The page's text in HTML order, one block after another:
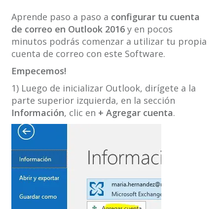
Aprende paso a paso a configurar tu cuenta
de correo en Outlook 2016y en pocos
minutos podrás comenzar a utilizar tu propia
cuenta de correo con este Software.
Empecemos!
1) Luego de inicializar Outlook, dirígete a la
parte superior izquierda, en la sección
Información, clic en + Agregar cuenta.